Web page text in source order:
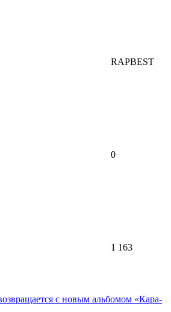
RAPBEST
0
1 163
с новым альбомом «Кара-